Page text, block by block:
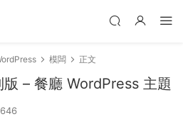
模闆 正文
– 餐廳 WordPress 主題
646